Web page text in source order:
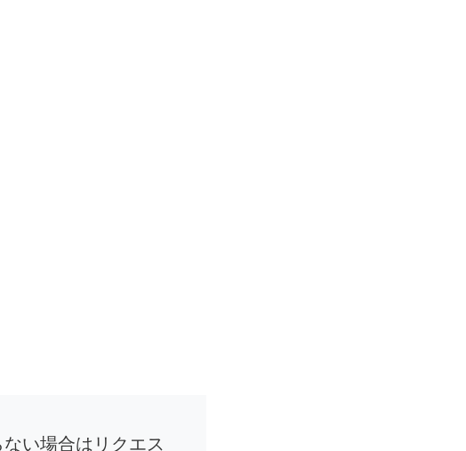
い場合はリクエス